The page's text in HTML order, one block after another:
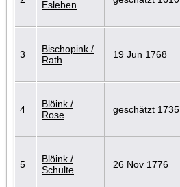
Esleben
3
Bischopink /
Rath
19 Jun 1768
4
Blöink /
Rose
geschätzt 1735
5
Blöink /
Schulte
26 Nov 1776